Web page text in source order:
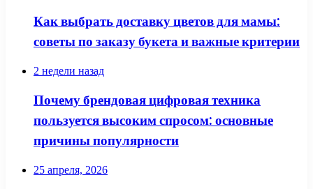
Как выбрать доставку цветов для мамы:
советы по заказу букета и важные критерии
2 недели назад
Почему брендовая цифровая техника
пользуется высоким спросом: основные
причины популярности
25 апреля, 2026